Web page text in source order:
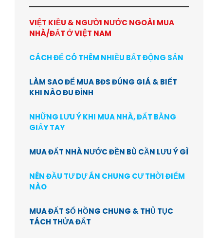
VIỆT KIỀU & NGƯỜI NƯỚC NGOÀI MUA
NHÀ/ĐẤT Ở VIỆT NAM
CÁCH ĐỂ CÓ THÊM NHIỀU BẤT ĐỘNG SẢN
LÀM SAO ĐỂ MUA BĐS ĐÚNG GIÁ & BIẾT
KHI NÀO ĐU ĐỈNH
NHỮNG LƯU Ý KHI MUA NHÀ, ĐẤT BẰNG
GIẤY TAY
MUA ĐẤT NHÀ NƯỚC ĐỀN BÙ CẦN LƯU Ý GÌ
NÊN ĐẦU TƯ DỰ ÁN CHUNG CƯ THỜI ĐIỂM
NÀO
MUA ĐẤT SỔ HỒNG CHUNG & THỦ TỤC
TÁCH THỬA ĐẤT